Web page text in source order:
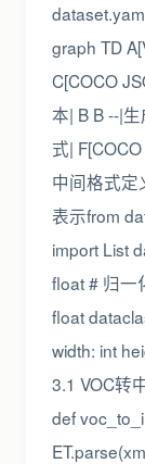
graph TD
C[COCO
本| B B --|
式|
中间格式定
表示from
import List
float # 归一
float
width: int
3.1 VOC转
def